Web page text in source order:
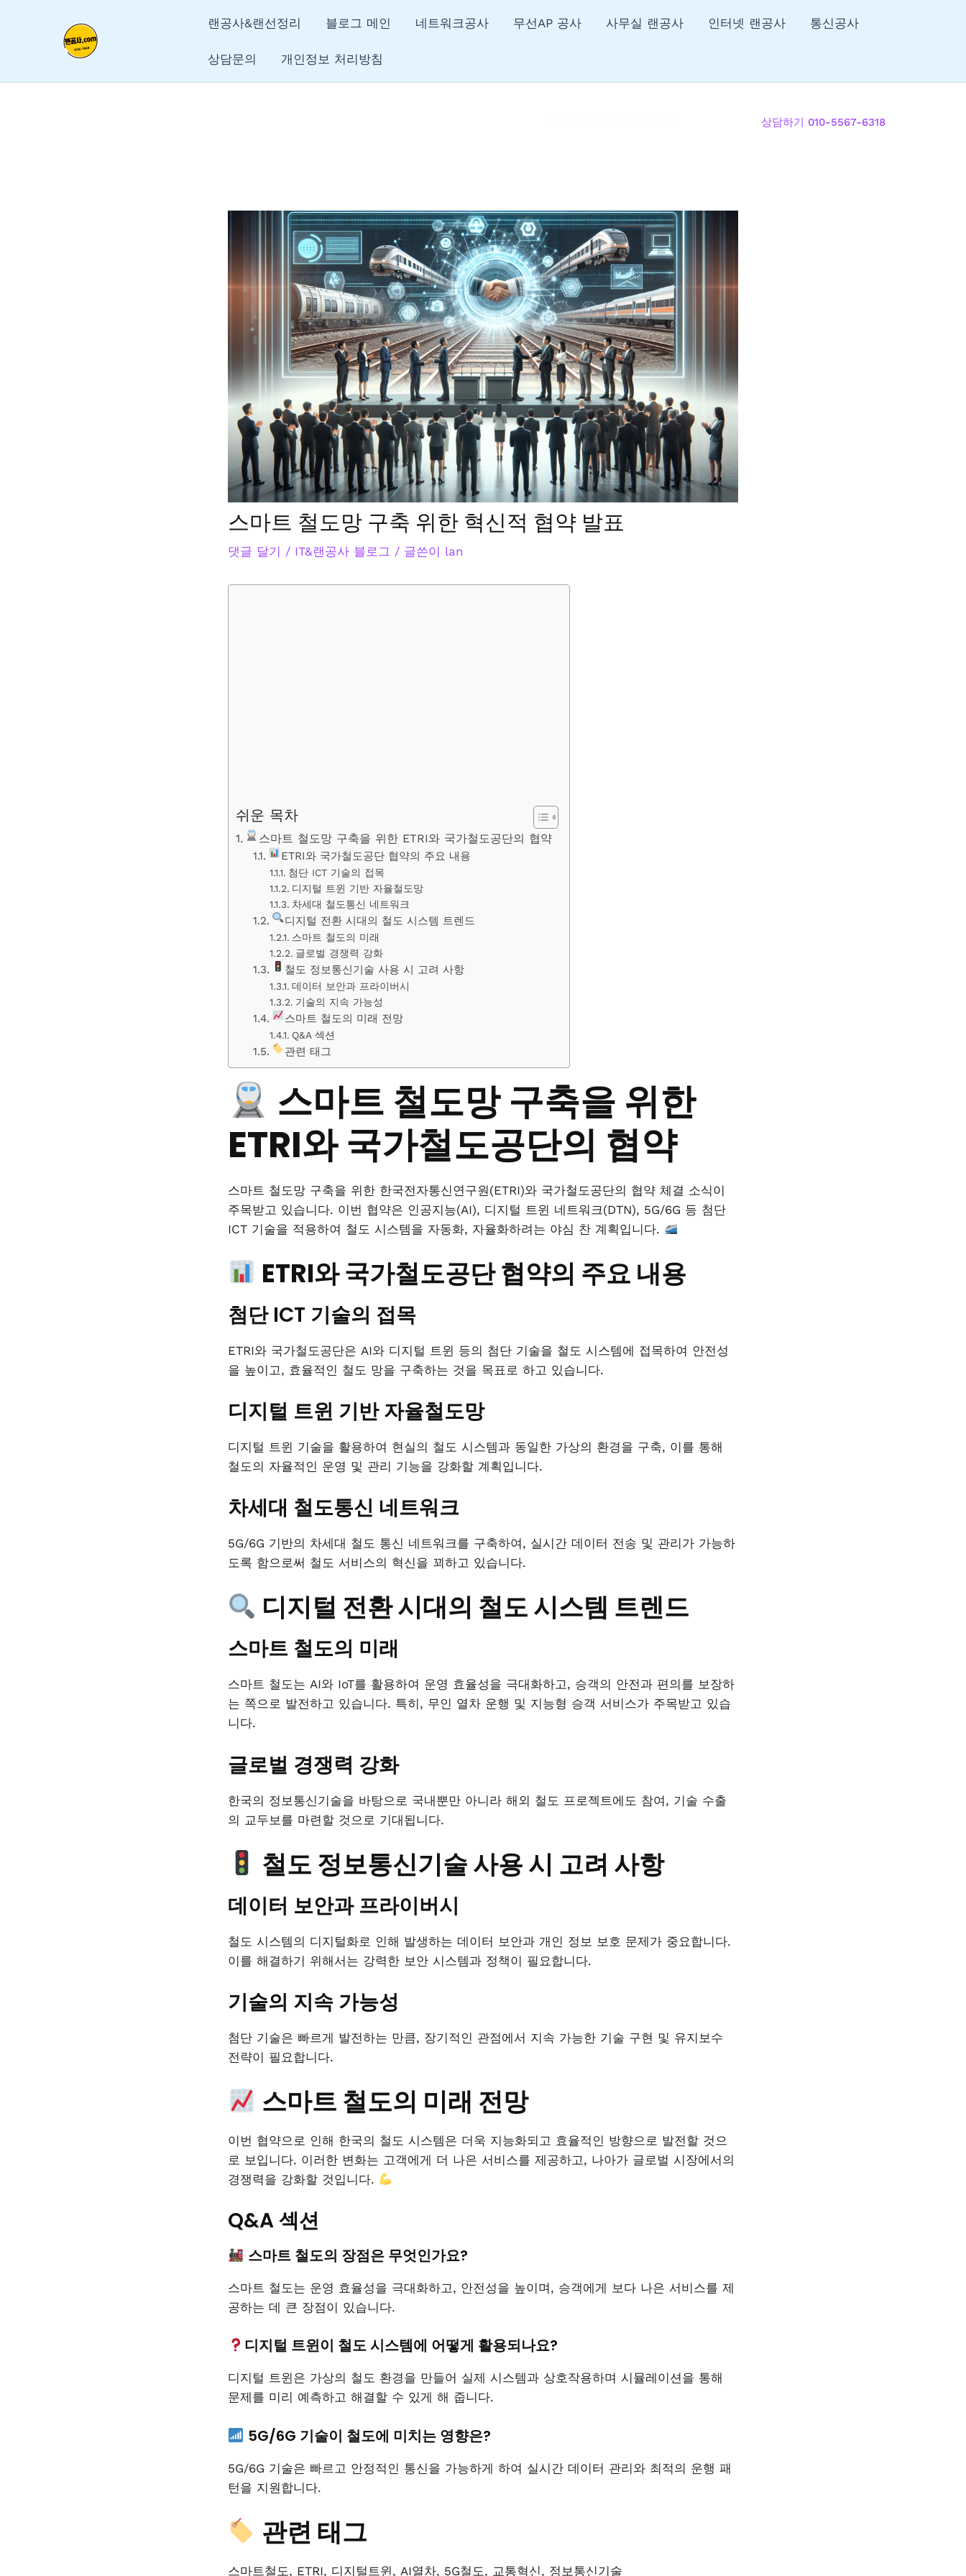
건
랜공사&랜선정리 블로그 메인 네트워크공사 무선AP 공사 사무실 랜공사 인터넷 랜공사 통신공사
상담문의 개인정보 처리방침
상담하기 010-5567-6318
스마트 철도망 구축 위한 혁신적 협약 발표
댓글 달기 / IT&랜공사 블로그 / 글쓴이 lan
쉬운 목차
스마트 철도망 구축을 위한 ETRI와 국가철도공단의 협약
ETRI와 국가철도공단 협약의 주요 내용
첨단 ICT 기술의 접목
디지털 트윈 기반 자율철도망
차세대 철도통신 네트워크
디지털 전환 시대의 철도 시스템 트렌드
스마트 철도의 미래
글로벌 경쟁력 강화
철도 정보통신기술 사용 시 고려 사항
데이터 보안과 프라이버시
기술의 지속 가능성
스마트 철도의 미래 전망
Q&A 섹션
관련 태그
스마트 철도망 구축을 위한
ETRI와 국가철도공단의 협약
스마트 철도망 구축을 위한 한국전자통신연구원(ETRI)와 국가철도공단의 협약 체결 소식이
주목받고 있습니다. 이번 협약은 인공지능(AI), 디지털 트윈 네트워크(DTN), 5G/6G 등 첨단
ICT 기술을 적용하여 철도 시스템을 자동화, 자율화하려는 야심 찬 계획입니다.
ETRI와 국가철도공단 협약의 주요 내용
첨단 ICT 기술의 접목
ETRI와 국가철도공단은 AI와 디지털 트윈 등의 첨단 기술을 철도 시스템에 접목하여 안전성
을 높이고, 효율적인 철도 망을 구축하는 것을 목표로 하고 있습니다.
디지털 트윈 기반 자율철도망
디지털 트윈 기술을 활용하여 현실의 철도 시스템과 동일한 가상의 환경을 구축, 이를 통해
철도의 자율적인 운영 및 관리 기능을 강화할 계획입니다.
차세대 철도통신 네트워크
5G/6G 기반의 차세대 철도 통신 네트워크를 구축하여, 실시간 데이터 전송 및 관리가 가능하
도록 함으로써 철도 서비스의 혁신을 꾀하고 있습니다.
디지털 전환 시대의 철도 시스템 트렌드
스마트 철도의 미래
스마트 철도는 AI와 IoT를 활용하여 운영 효율성을 극대화하고, 승객의 안전과 편의를 보장하
는 쪽으로 발전하고 있습니다. 특히, 무인 열차 운행 및 지능형 승객 서비스가 주목받고 있습
니다.
글로벌 경쟁력 강화
한국의 정보통신기술을 바탕으로 국내뿐만 아니라 해외 철도 프로젝트에도 참여, 기술 수출
의 교두보를 마련할 것으로 기대됩니다.
철도 정보통신기술 사용 시 고려 사항
데이터 보안과 프라이버시
철도 시스템의 디지털화로 인해 발생하는 데이터 보안과 개인 정보 보호 문제가 중요합니다.
이를 해결하기 위해서는 강력한 보안 시스템과 정책이 필요합니다.
기술의 지속 가능성
첨단 기술은 빠르게 발전하는 만큼, 장기적인 관점에서 지속 가능한 기술 구현 및 유지보수
전략이 필요합니다.
스마트 철도의 미래 전망
이번 협약으로 인해 한국의 철도 시스템은 더욱 지능화되고 효율적인 방향으로 발전할 것으
로 보입니다. 이러한 변화는 고객에게 더 나은 서비스를 제공하고, 나아가 글로벌 시장에서의
경쟁력을 강화할 것입니다.
Q&A 섹션
스마트 철도의 장점은 무엇인가요?
스마트 철도는 운영 효율성을 극대화하고, 안전성을 높이며, 승객에게 보다 나은 서비스를 제
공하는 데 큰 장점이 있습니다.
디지털 트윈이 철도 시스템에 어떻게 활용되나요?
디지털 트윈은 가상의 철도 환경을 만들어 실제 시스템과 상호작용하며 시뮬레이션을 통해
문제를 미리 예측하고 해결할 수 있게 해 줍니다.
5G/6G 기술이 철도에 미치는 영향은?
5G/6G 기술은 빠르고 안정적인 통신을 가능하게 하여 실시간 데이터 관리와 최적의 운행 패
턴을 지원합니다.
관련 태그
스마트철도, ETRI, 디지털트윈, AI열차, 5G철도, 교통혁신, 정보통신기술
탐